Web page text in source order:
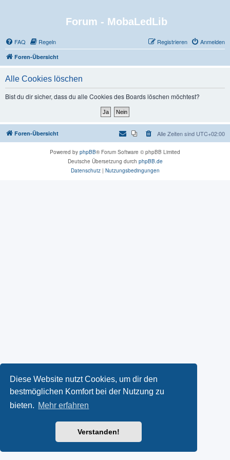
Diese Website nutzt Cookies, um dir den
bestmöglichen Komfort bei der Nutzung zu
bieten. Mehr erfahren
Verstanden!
Forum - MobaLedLib
FAQ Regeln Anmelden
Registrieren
Foren-Übersicht
Alle Cookies löschen
Bist du dir sicher, dass du alle Cookies des Boards löschen möchtest?
Foren-Übersicht Alle Zeiten sind UTC+02:00
Powered by phpBB® Forum Software © phpBB Limited
Deutsche Übersetzung durch phpBB.de
Datenschutz| Nutzungsbedingungen